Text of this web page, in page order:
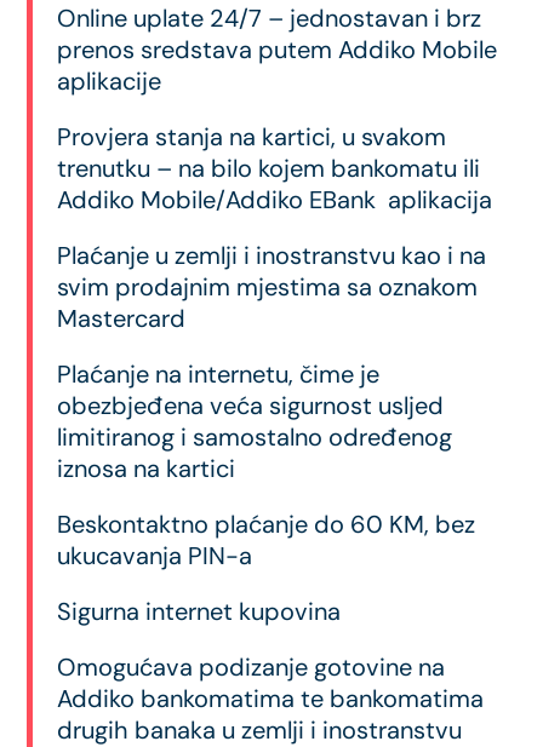
Online uplate 24/7 – jednostavan i brz
prenos sredstava putem Addiko Mobile
aplikacije
Provjera stanja na kartici, u svakom
trenutku – na bilo kojem bankomatu ili
Addiko Mobile/Addiko EBank aplikacija
Plaćanje u zemlji i inostranstvu kao i na
svim prodajnim mjestima sa oznakom
Mastercard
Plaćanje na internetu, čime je
obezbjeđena veća sigurnost usljed
limitiranog i samostalno određenog
iznosa na kartici
Beskontaktno plaćanje do 60 KM, bez
ukucavanja PIN-a
Sigurna internet kupovina
Omogućava podizanje gotovine na
Addiko bankomatima te bankomatima
drugih banaka u zemlji i inostranstvu